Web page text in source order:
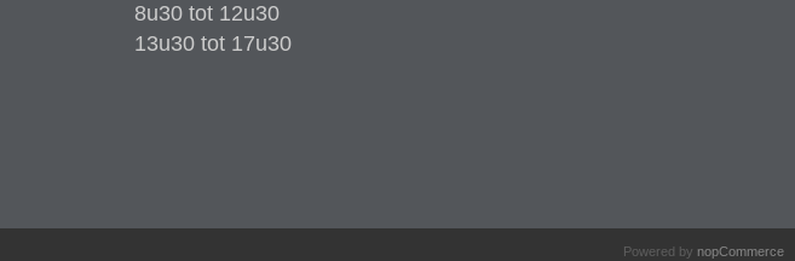
8u30 tot 12u30
13u30 tot 17u30
Powered by nopCommerce